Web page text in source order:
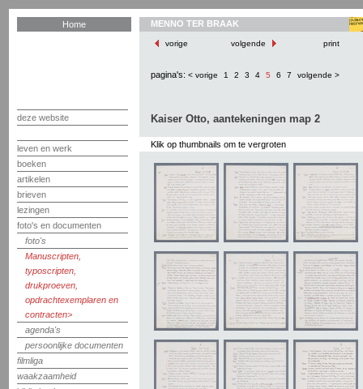
Home
deze website
leven en werk
boeken
artikelen
brieven
lezingen
foto's en documenten
foto's
Manuscripten,
typoscripten,
drukproeven,
opdrachtexemplaren en
contracten
agenda's
persoonlijke documenten
filmliga
waakzaamheid
MENNO TER BRAAK
vorige volgende print
pagina's: < vorige 1 2 3 4 5 6 7 volgende >
Kaiser Otto, aantekeningen map 2
Klik op thumbnails om te vergroten